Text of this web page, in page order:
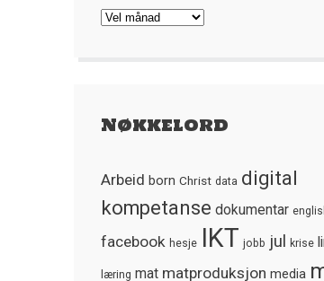
Arkivet
Nøkkelord
Arbeid born Christ data digital
kompetanse dokumentar
facebook hesje IKT jobb jul krise
læring mat matproduksjon media